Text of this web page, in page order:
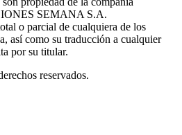
SEMANA S.A.
o parcial de cualquiera de los
así como su traducción a cualquier
por su titular.
reservados.